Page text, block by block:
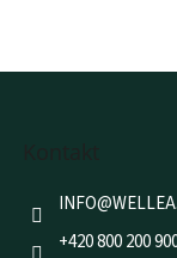
INFO@
+420 800 200